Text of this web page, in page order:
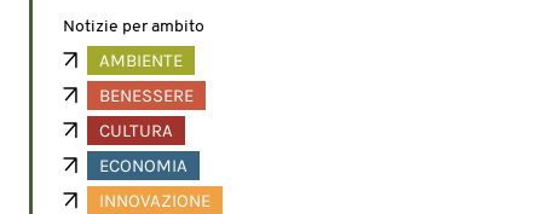
Notizie per ambito
AMBIENTE
BENESSERE
CULTURA
ECONOMIA
INNOVAZIONE